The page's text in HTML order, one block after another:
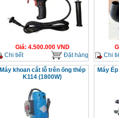
Giá: 4.500.000VND
Chi tiết
Đặt hàng
Chi
Máy khoan cắt lỗ trên ống thép
K114 (1800W)
Máy